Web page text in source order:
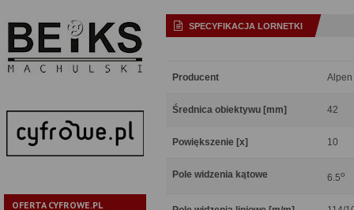
OFERTA CYFROWE.PL
SPECYFIKACJA LORNETKI
Producent Alpen
Średnica obiektywu [mm] 42
Powiększenie [x] 10
Pole widzenia kątowe 6.5o